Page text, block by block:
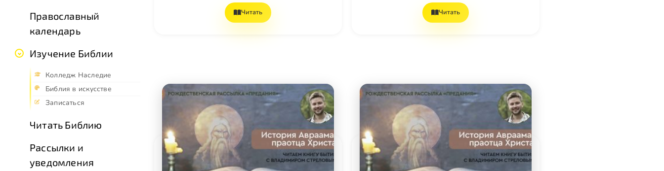
Православный
календарь
Изучение Библии
Колледж Наследие
Библия в искусстве
Записаться
Читать Библию
Рассылки и
уведомления
Читать Читать